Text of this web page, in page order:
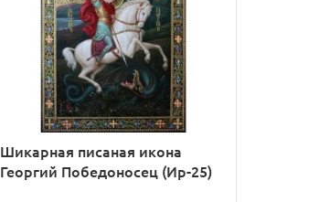
Шикарная писаная икона
Георгий Победоносец (Ир-25)